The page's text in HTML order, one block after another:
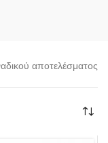
αποτελέσματος